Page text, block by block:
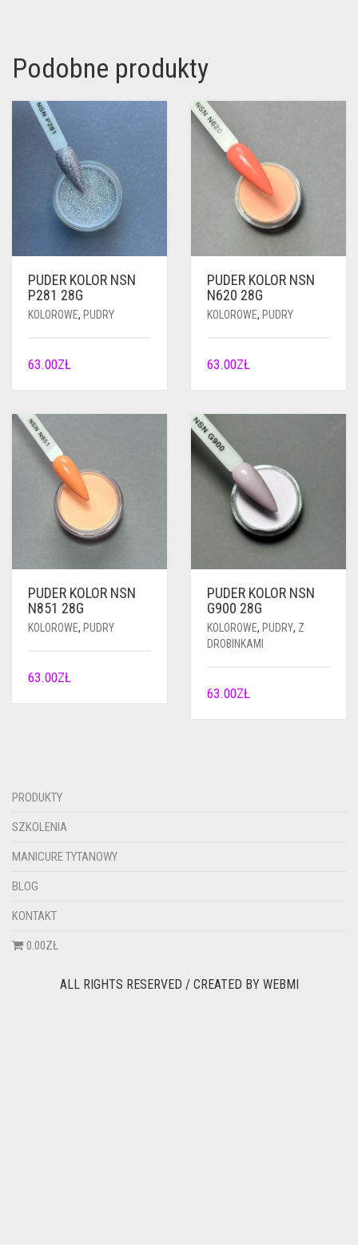
Podobne produkty
PUDER KOLOR NSN
P281 28G
KOLOROWE, PUDRY
63.00ZŁ
PUDER KOLOR NSN
N620 28G
KOLOROWE, PUDRY
63.00ZŁ
PUDER KOLOR NSN
N851 28G
KOLOROWE, PUDRY
63.00ZŁ
PUDER KOLOR NSN
G900 28G
KOLOROWE, PUDRY, Z
DROBINKAMI
63.00ZŁ
PRODUKTY
SZKOLENIA
MANICURE TYTANOWY
BLOG
KONTAKT
0.00ZŁ
ALL RIGHTS RESERVED / CREATED BY WEBMI